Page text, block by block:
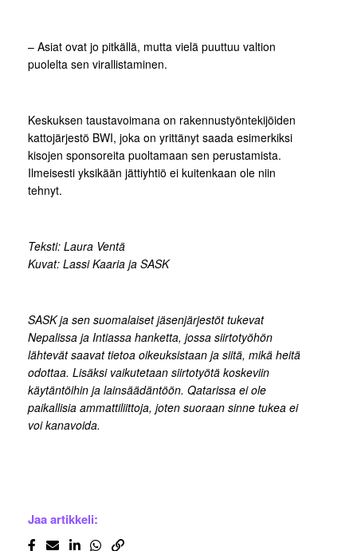
– Asiat ovat jo pitkällä, mutta vielä puuttuu valtion
puolelta sen virallistaminen.
Keskuksen taustavoimana on rakennustyöntekijöiden
kattojärjestö BWI, joka on yrittänyt saada esimerkiksi
kisojen sponsoreita puoltamaan sen perustamista.
Ilmeisesti yksikään jättiyhtiö ei kuitenkaan ole niin
tehnyt.
Teksti: Laura Ventä
Kuvat: Lassi Kaaria ja SASK
SASK ja sen suomalaiset jäsenjärjestöt tukevat
Nepalissa ja Intiassa hanketta, jossa siirtotyöhön
lähtevät saavat tietoa oikeuksistaan ja siitä, mikä heitä
odottaa. Lisäksi vaikutetaan siirtotyötä koskeviin
käytäntöihin ja lainsäädäntöön. Qatarissa ei ole
paikallisia ammattiliittoja, joten suoraan sinne tukea ei
voi kanavoida.
Jaa artikkeli: